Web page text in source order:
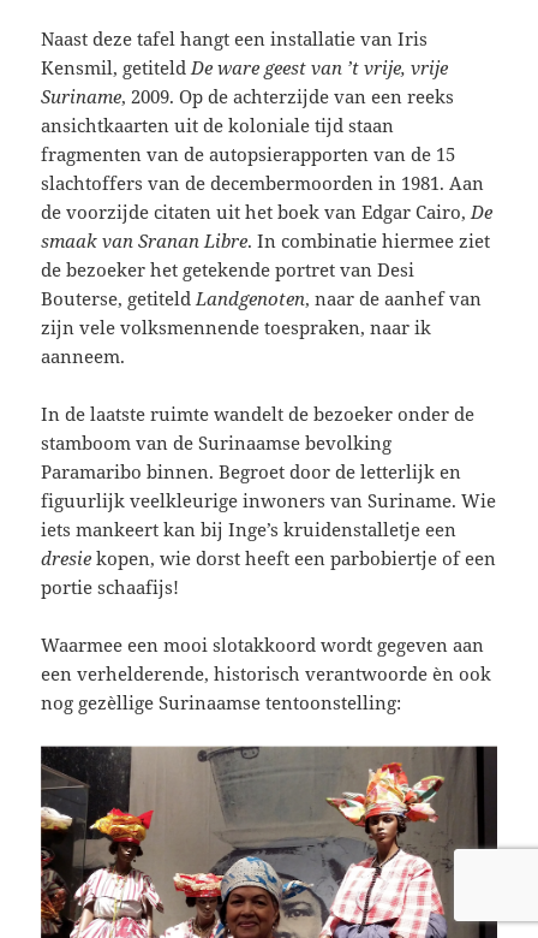
Naast deze tafel hangt een installatie van Iris
Kensmil, getiteldDe ware geest van ’t vrije, vrije
Suriname, 2009. Op de achterzijde van een reeks
ansichtkaarten uit de koloniale tijd staan
fragmenten van de autopsierapporten van de 15
slachtoffers van de decembermoorden in 1981. Aan
de voorzijde citaten uit het boek van Edgar Cairo,De
smaak van Sranan Libre. In combinatie hiermee ziet
de bezoeker het getekende portret van Desi
Bouterse, getiteldLandgenoten, naar de aanhef van
zijn vele volksmennende toespraken, naar ik
aanneem.
In de laatste ruimte wandelt de bezoeker onder de
stamboom van de Surinaamse bevolking
Paramaribo binnen. Begroet door de letterlijk en
figuurlijk veelkleurige inwoners van Suriname. Wie
iets mankeert kan bij Inge’s kruidenstalletje een
dresie kopen, wie dorst heeft een parbobiertje of een
portie schaafijs!
Waarmee een mooi slotakkoord wordt gegeven aan
een verhelderende, historisch verantwoorde èn ook
nog gezèllige Surinaamse tentoonstelling: